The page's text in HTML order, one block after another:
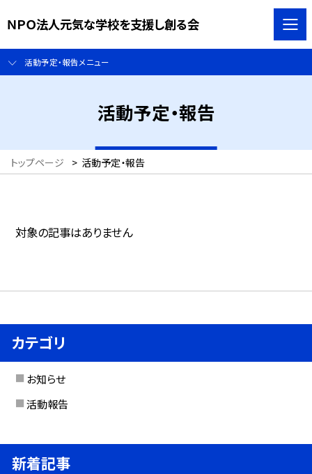
ＮＰＯ法人元気な学校を支援し創る会
活動予定・報告メニュー
活動予定・報告
トップページ > 活動予定・報告
対象の記事はありません
カテゴリ
お知らせ
活動報告
新着記事